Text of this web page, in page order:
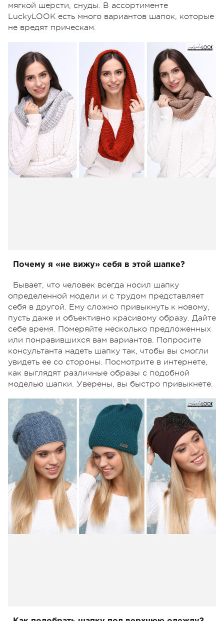
мягкой шерсти, снуды. В ассортименте
LuckyLOOK есть много вариантов шапок, которые
не вредят прическам.
Почему я «не вижу» себя в этой шапке?
Бывает, что человек всегда носил шапку
определенной модели и с трудом представляет
себя в другой. Ему сложно привыкнуть к новому,
пусть даже и объективно красивому образу. Дайте
себе время. Померяйте несколько предложенных
или понравившихся вам вариантов. Попросите
консультанта надеть шапку так, чтобы вы смогли
увидеть ее со стороны. Посмотрите в интернете,
как выглядят различные образы с подобной
моделью шапки. Уверены, вы быстро привыкнете.